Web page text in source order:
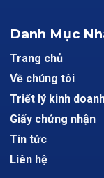
Danh Mục
Trang chủ
Về chúng tôi
Triết lý kinh
Giấy chứng nhận
Tin tức
Liên hệ